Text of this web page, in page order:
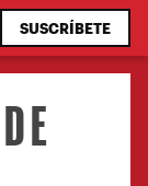
SUSCRÍBETE